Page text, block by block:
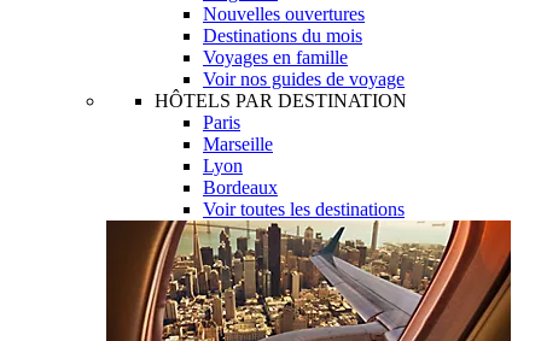
Nouvelles ouvertures
Destinations du mois
Voyages en famille
Voir nos guides de voyage
HÔTELS PAR DESTINATION
Paris
Marseille
Lyon
Bordeaux
Voir toutes les destinations